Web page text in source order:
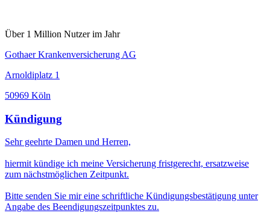
Über 1 Million Nutzer im Jahr
Gothaer Krankenversicherung AG
Arnoldiplatz 1
50969 Köln
Kündigung
Sehr geehrte Damen und Herren,
hiermit kündige ich meine Versicherung fristgerecht, ersatzweise
zum nächstmöglichen Zeitpunkt.
Bitte senden Sie mir eine schriftliche Kündigungsbestätigung unter
Angabe des Beendigungszeitpunktes zu.